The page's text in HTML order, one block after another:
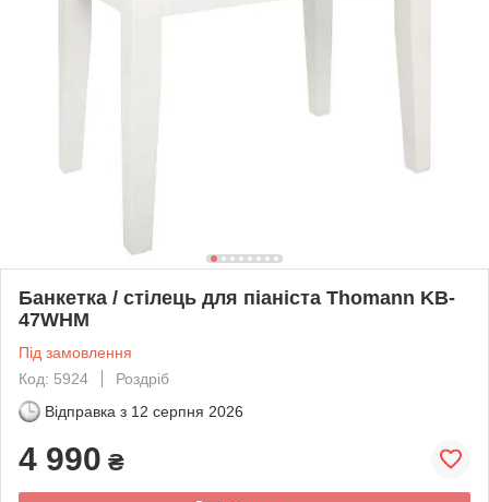
Банкетка / стілець для піаніста Thomann KB-
47WHM
Під замовлення
Код: 5924
Роздріб
Відправка з 12 серпня 2026
4 990 ₴